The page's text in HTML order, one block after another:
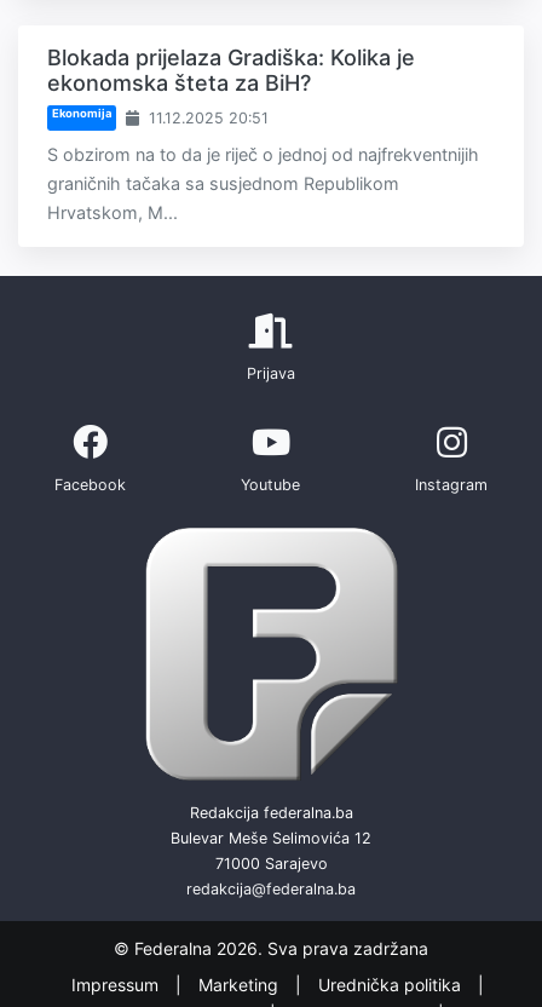
Blokada prijelaza Gradiška: Kolika je
ekonomska šteta za BiH?
Ekonomija 11.12.2025 20:51
S obzirom na to da je riječ o jednoj od najfrekventnijih
graničnih tačaka sa susjednom Republikom
Hrvatskom, M...
Prijava
Facebook Youtube Instagram
Redakcija federalna.ba
Bulevar Meše Selimovića 12
71000 Sarajevo
redakcija@federalna.ba
© Federalna 2026. Sva prava zadržana
Impressum
Marketing
Urednička politika